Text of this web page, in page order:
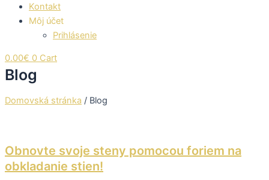
Kontakt
Môj účet
Prihlásenie
0.00€ 0 Cart
Blog
Domovská stránka / Blog
Obnovte svoje steny pomocou foriem na
obkladanie stien!